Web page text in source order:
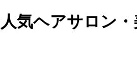
気ヘアサロン